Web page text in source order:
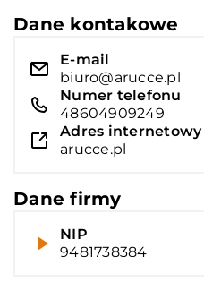
Dane kontakowe
E-mail
biuro@arucce.pl
Numer telefonu
48604909249
Adres internetowy
arucce.pl
Dane firmy
NIP
9481738384